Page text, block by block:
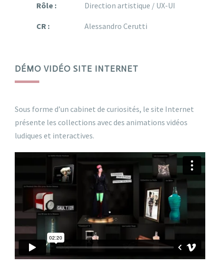
Rôle : Direction artistique / UX-UI
CR : Alessandro Cerutti
DÉMO VIDÉO SITE INTERNET
Sous forme d’un cabinet de curiosités, le site Internet
présente les collections avec des animations vidéos
ludiques et interactives.